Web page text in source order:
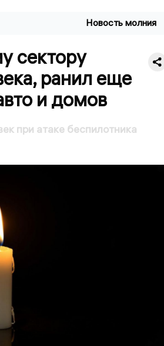
Новость молния
сектору
ранил еще
и домов
при атаке беспилотника